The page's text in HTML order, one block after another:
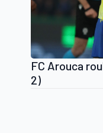
FC Arouca
2)